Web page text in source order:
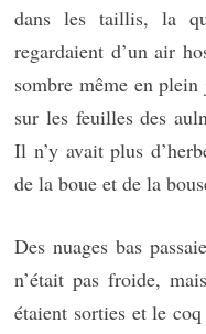
dans les taillis, la
regardaient d’un air
sombre même en
sur les feuilles des
Il n’y avait plus
de la boue et de la
Des nuages bas
n’était pas froide,
étaient sorties et le